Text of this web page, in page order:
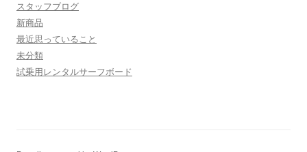
スタッフブログ
新商品
最近思っていること
未分類
試乗用レンタルサーフボード